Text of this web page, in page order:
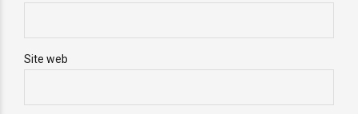
Site web